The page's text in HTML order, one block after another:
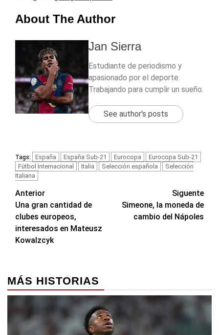
About The Author
Jan Sierra
Estudiante de periodismo y
apasionado por el deporte.
Trabajando para cumplir un sueño.
See author's posts
Tags: España España Sub-21 Eurocopa
Eurocopa Sub-21
Fútbol Internacional
Italia Selección española
Selección
Italiana
Navegación
de
entradas
Anterior
Una gran cantidad de
clubes europeos,
interesados en Mateusz
Kowalzcyk
Siguente
Simeone, la moneda de
cambio del Nápoles
MÁS HISTORIAS